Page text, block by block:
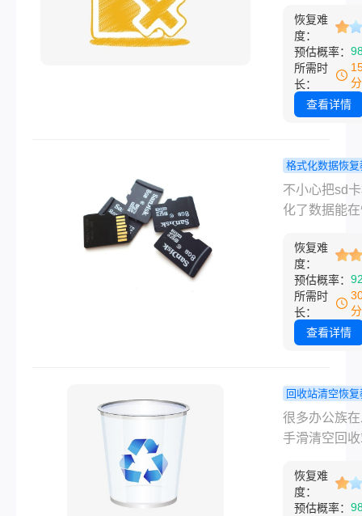
说别急，文
不等于彻底
方法！
了重要的文
别担心，我
准备了七种
帮助你补救
是误删的文
能帮助你找
的数据。跟
的指引，享
旅吧。
恢复难
度：
预估概率：
所需时
长：
查看详情
格式化数据恢复
不小心把sd
式化了数据
析数据恢复
案！
不小心把sd
化了数据能
SD卡格式化
据丢失可能
到惊慌和沮
是，请放心
分情况下，
复。下面将
些常用的数
方法。
恢复难
度：
预估概率：
所需时
长：
查看详情
回收站清空恢
电脑误删回
文件怎么恢
方案！
很多办公族
手滑清空回
Shift+Delete
除重要文档
恢复难
度：
预估概率：